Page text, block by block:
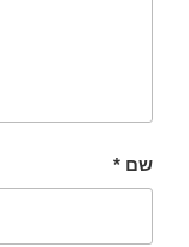
שם *